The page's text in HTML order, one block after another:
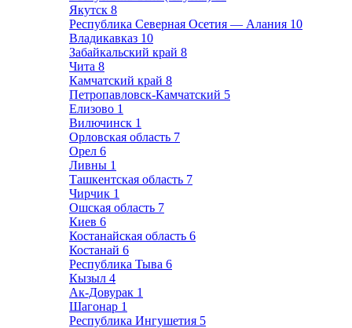
Якутск 8
Республика Северная Осетия — Алания 10
Владикавказ 10
Забайкальский край 8
Чита 8
Камчатский край 8
Петропавловск-Камчатский 5
Елизово 1
Вилючинск 1
Орловская область 7
Орел 6
Ливны 1
Ташкентская область 7
Чирчик 1
Ошская область 7
Киев 6
Костанайская область 6
Костанай 6
Республика Тыва 6
Кызыл 4
Ак-Довурак 1
Шагонар 1
Республика Ингушетия 5